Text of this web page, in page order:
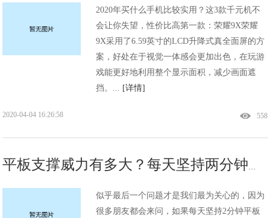
2020年买什么手机比较实用？这3款千元机不
会让你失望，性价比高第一款：荣耀9X荣耀
9X采用了6.59英寸的LCD升降式真全面屏的方
案，好处在于视觉一体感会更加出色，在玩游
戏能更好地利用整个显示面积，减少画面遮
挡。... [详情]
558
2020-04-04 16:26:58
似乎最后一个问题才是我们最为关心的，因为
很多朋友都会来问，如果每天坚持2分钟平板